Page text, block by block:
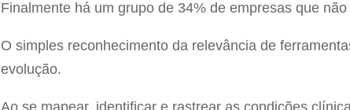
Finalmente há um grupo de 34% de empresas que
O simples reconhecimento da relevância de
evolução.